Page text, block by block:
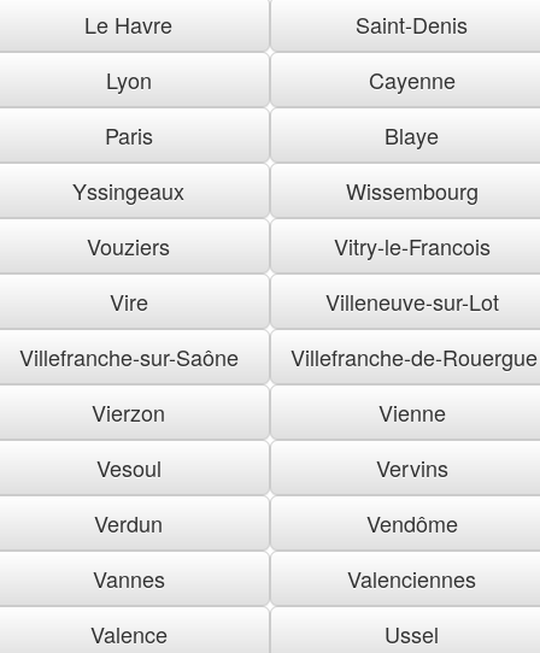
Le Havre
Saint-Denis
Lyon
Cayenne
Paris
Blaye
Yssingeaux
Wissembourg
Vouziers
Vitry-le-Francois
Vire
Villeneuve-sur-Lot
Villefranche-sur-Saône
Villefranche-de-Rouergue
Vierzon
Vienne
Vesoul
Vervins
Verdun
Vendôme
Vannes
Valenciennes
Valence
Ussel